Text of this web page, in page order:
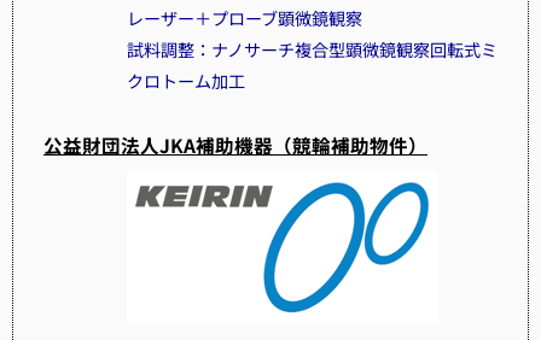
レーザー＋プローブ顕微鏡観察
試料調整：ナノサーチ複合型顕微鏡観察回転式ミ
クロトーム加工
公益財団法人JKA補助機器（競輪補助物件）